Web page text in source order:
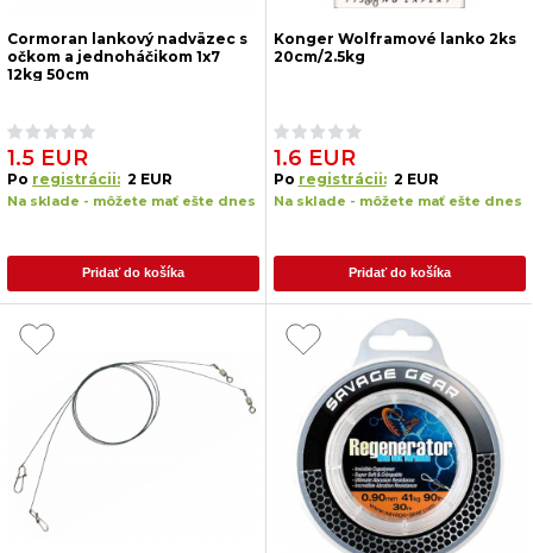
Cormoran lankový nadväzec s
očkom a jednoháčikom 1x7
12kg 50cm
1.5 EUR
Po registrácii: 2 EUR
Na sklade - môžete mať ešte dnes
Pridať do košíka
Konger Wolframové lanko 2ks
20cm/2.5kg
1.6 EUR
Po registrácii: 2 EUR
Na sklade - môžete mať ešte dnes
Pridať do košíka